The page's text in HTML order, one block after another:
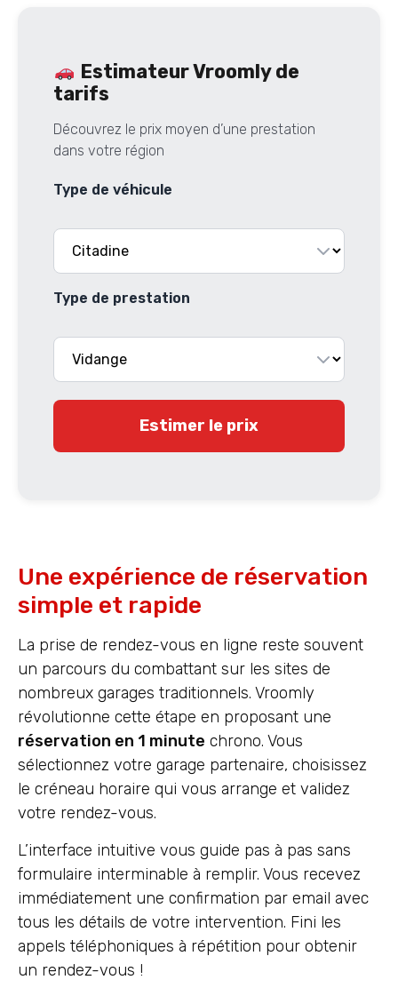
Estimateur Vroomly de
tarifs
Découvrez le prix moyen d’une prestation
dans votre région
Type de véhicule
Type de prestation
Estimer le prix
Une expérience de réservation
simple et rapide
La prise de rendez-vous en ligne reste souvent
un parcours du combattant sur les sites de
nombreux garages traditionnels. Vroomly
révolutionne cette étape en proposant une
réservation en 1 minute chrono. Vous
sélectionnez votre garage partenaire, choisissez
le créneau horaire qui vous arrange et validez
votre rendez-vous.
L’interface intuitive vous guide pas à pas sans
formulaire interminable à remplir. Vous recevez
immédiatement une confirmation par email avec
tous les détails de votre intervention. Fini les
appels téléphoniques à répétition pour obtenir
un rendez-vous !